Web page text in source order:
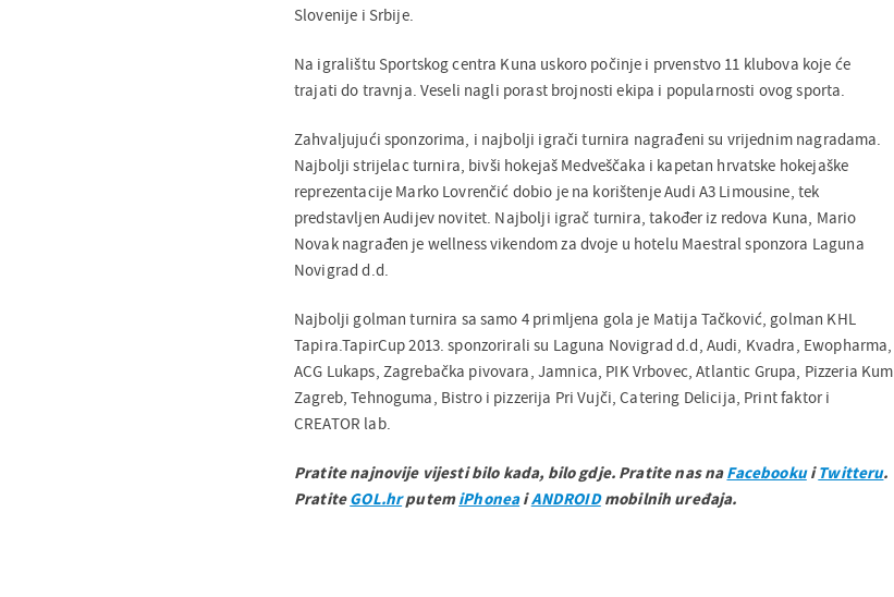
Slovenije i Srbije.
Na igralištu Sportskog centra Kuna uskoro počinje i prvenstvo 11 klubova koje će
trajati do travnja. Veseli nagli porast brojnosti ekipa i popularnosti ovog sporta.
Zahvaljujući sponzorima, i najbolji igrači turnira nagrađeni su vrijednim nagradama.
Najbolji strijelac turnira, bivši hokejaš Medveščaka i kapetan hrvatske hokejaške
reprezentacije Marko Lovrenčić dobio je na korištenje Audi A3 Limousine, tek
predstavljen Audijev novitet. Najbolji igrač turnira, također iz redova Kuna, Mario
Novak nagrađen je wellness vikendom za dvoje u hotelu Maestral sponzora Laguna
Novigrad d.d.
Najbolji golman turnira sa samo 4 primljena gola je Matija Tačković, golman KHL
Tapira.TapirCup 2013. sponzorirali su Laguna Novigrad d.d, Audi, Kvadra, Ewopharma,
ACG Lukaps, Zagrebačka pivovara, Jamnica, PIK Vrbovec, Atlantic Grupa, Pizzeria Kum
Zagreb, Tehnoguma, Bistro i pizzerija Pri Vujči, Catering Delicija, Print faktor i
CREATOR lab.
Pratite najnovije vijesti bilo kada, bilo gdje. Pratite nas naFacebookuiTwitteru.
PratiteGOL.hrputemiPhoneaiANDROIDmobilnih uređaja.